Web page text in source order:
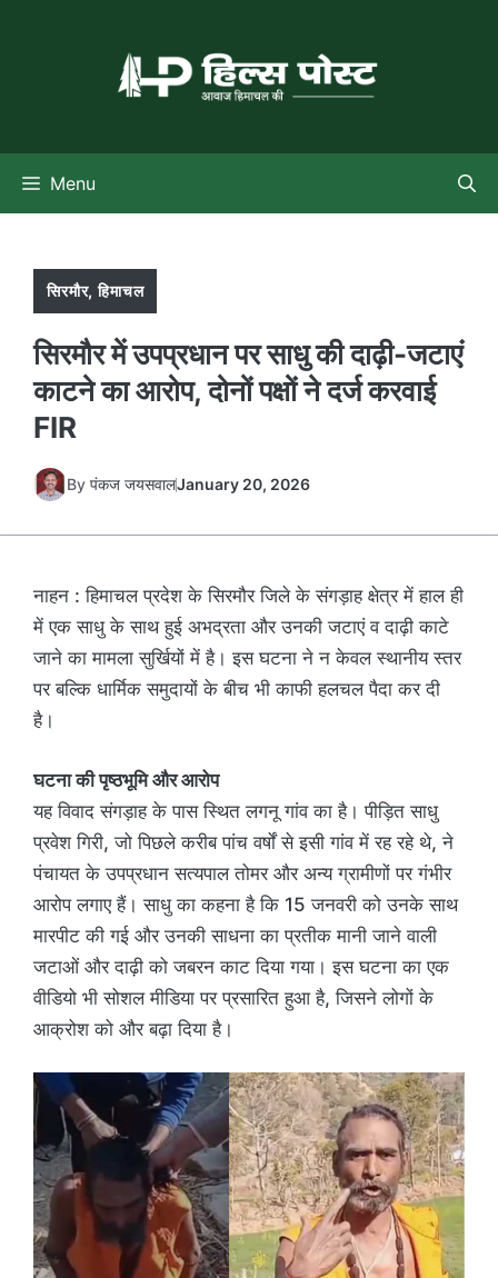
Menu
सिरमौर,हिमाचल
सिरमौर में उपप्रधान पर साधु की दाढ़ी-जटाएं
काटने का आरोप, दोनों पक्षों ने दर्ज करवाई
FIR
By पंकज जयसवालJanuary 20, 2026
नाहन : हिमाचल प्रदेश के सिरमौर जिले के संगड़ाह क्षेत्र में हाल ही
में एक साधु के साथ हुई अभद्रता और उनकी जटाएं व दाढ़ी काटे
जाने का मामला सुर्खियों में है। इस घटना ने न केवल स्थानीय स्तर
पर बल्कि धार्मिक समुदायों के बीच भी काफी हलचल पैदा कर दी
है।
घटना की पृष्ठभूमि और आरोप
यह विवाद संगड़ाह के पास स्थित लगनू गांव का है। पीड़ित साधु
प्रवेश गिरी, जो पिछले करीब पांच वर्षों से इसी गांव में रह रहे थे, ने
पंचायत के उपप्रधान सत्यपाल तोमर और अन्य ग्रामीणों पर गंभीर
आरोप लगाए हैं। साधु का कहना है कि 15 जनवरी को उनके साथ
मारपीट की गई और उनकी साधना का प्रतीक मानी जाने वाली
जटाओं और दाढ़ी को जबरन काट दिया गया। इस घटना का एक
वीडियो भी सोशल मीडिया पर प्रसारित हुआ है, जिसने लोगों के
आक्रोश को और बढ़ा दिया है।